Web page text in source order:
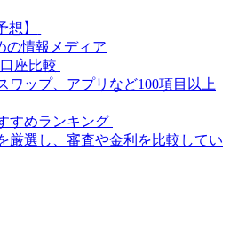
想】
の情報メディア
座比較
ワップ、アプリなど100項目以上
すめランキング
厳選し、審査や金利を比較してい